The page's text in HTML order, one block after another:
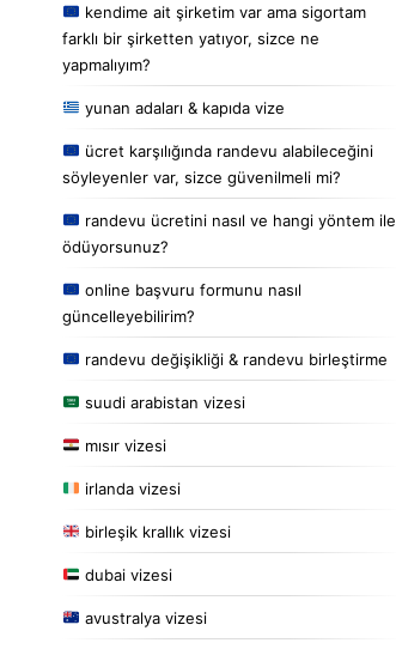
kendime ait şirketim var ama sigortam
farklı bir şirketten yatıyor, sizce ne
yapmalıyım?
yunan adaları & kapıda vize
ücret karşılığında randevu alabileceğini
söyleyenler var, sizce güvenilmeli mi?
randevu ücretini nasıl ve hangi yöntem ile
ödüyorsunuz?
online başvuru formunu nasıl
güncelleyebilirim?
randevu değişikliği & randevu birleştirme
suudi arabistan vizesi
mısır vizesi
irlanda vizesi
birleşik krallık vizesi
dubai vizesi
avustralya vizesi